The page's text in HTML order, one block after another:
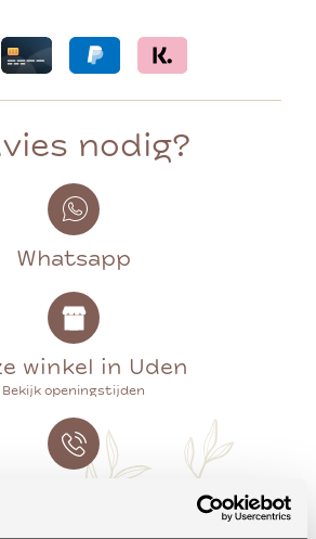
nodig?
Whatsapp
winkel in Uden
Bekijk openingstijden